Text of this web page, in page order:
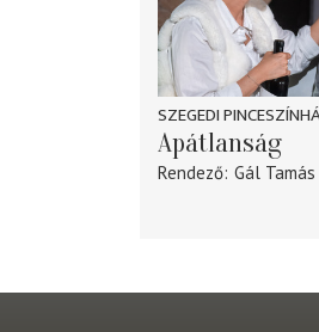
SZEGEDI
Apátlanság
Rendező Gál Tamás